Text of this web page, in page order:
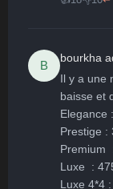
B
bourkha
Il y a une
baisse et
Elegance
Prestige :
Premium
Luxe  :